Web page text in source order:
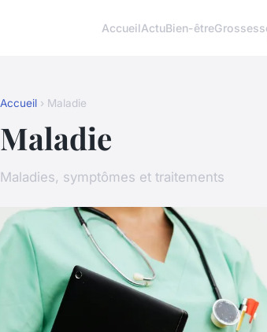
AccueilActuBien-être
Accueil › Maladie
Maladie
Maladies, symptômes et traitements